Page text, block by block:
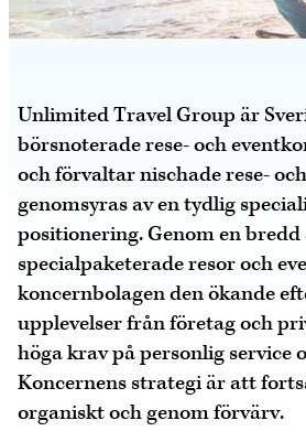
Unlimited Travel Group är
börsnoterade rese- och
och förvaltar nischade rese-
genomsyras av en tydlig
positionering. Genom en bredd
specialpaketerade resor och
koncernbolagen den ökande
upplevelser från företag och
höga krav på personlig service
Koncernens strategi är att
organiskt och genom förvärv.